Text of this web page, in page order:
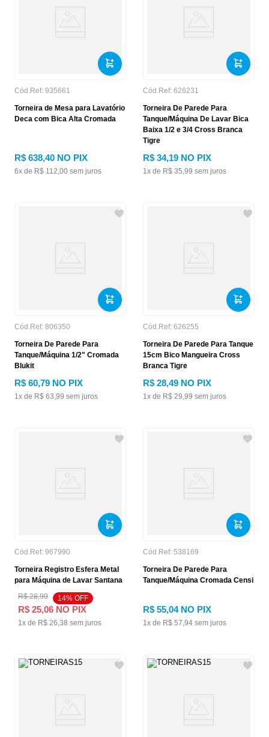
Cód.Ref: 935661
Torneira de Mesa para Lavatório
Deca com Bica Alta Cromada
R$ 638,40 NO PIX
6x de R$ 112,00 sem juros
Cód.Ref: 626231
Torneira De Parede Para
Tanque/Máquina De Lavar Bica
Baixa 1/2 e 3/4 Cross Branca
Tigre
R$ 34,19 NO PIX
1x de R$ 35,99 sem juros
Cód.Ref: 806350
Torneira De Parede Para
Tanque/Máquina 1/2" Cromada
Blukit
R$ 60,79 NO PIX
1x de R$ 63,99 sem juros
Cód.Ref: 626255
Torneira De Parede Para Tanque
15cm Bico Mangueira Cross
Branca Tigre
R$ 28,49 NO PIX
1x de R$ 29,99 sem juros
Cód.Ref: 967990
Torneira Registro Esfera Metal
para Máquina de Lavar Santana
R$ 28,99 14% OFF
R$ 25,06 NO PIX
1x de R$ 26,38 sem juros
Cód.Ref: 538169
Torneira De Parede Para
Tanque/Máquina Cromada Censi
R$ 55,04NO PIX
1x de R$ 57,94 sem juros